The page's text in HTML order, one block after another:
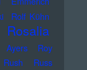
Rolf Kühn
Rosalia
Ayers
Roy
Rush
Russ